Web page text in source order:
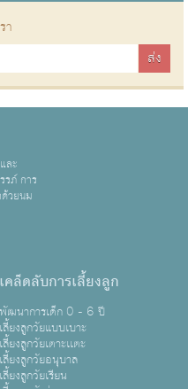
า
ละ
รภ์ การ
วยนม
เคล็ดลับการเลี้ยงลูก
พัฒนาการเด็ก 0 - 6 ปี
เลี้ยงลูกวัยแบบเบาะ
เลี้ยงลูกวัยเตาะเเตะ
เลี้ยงลูกวัยอนุบาล
เลี้ยงลูกวัยเรียน